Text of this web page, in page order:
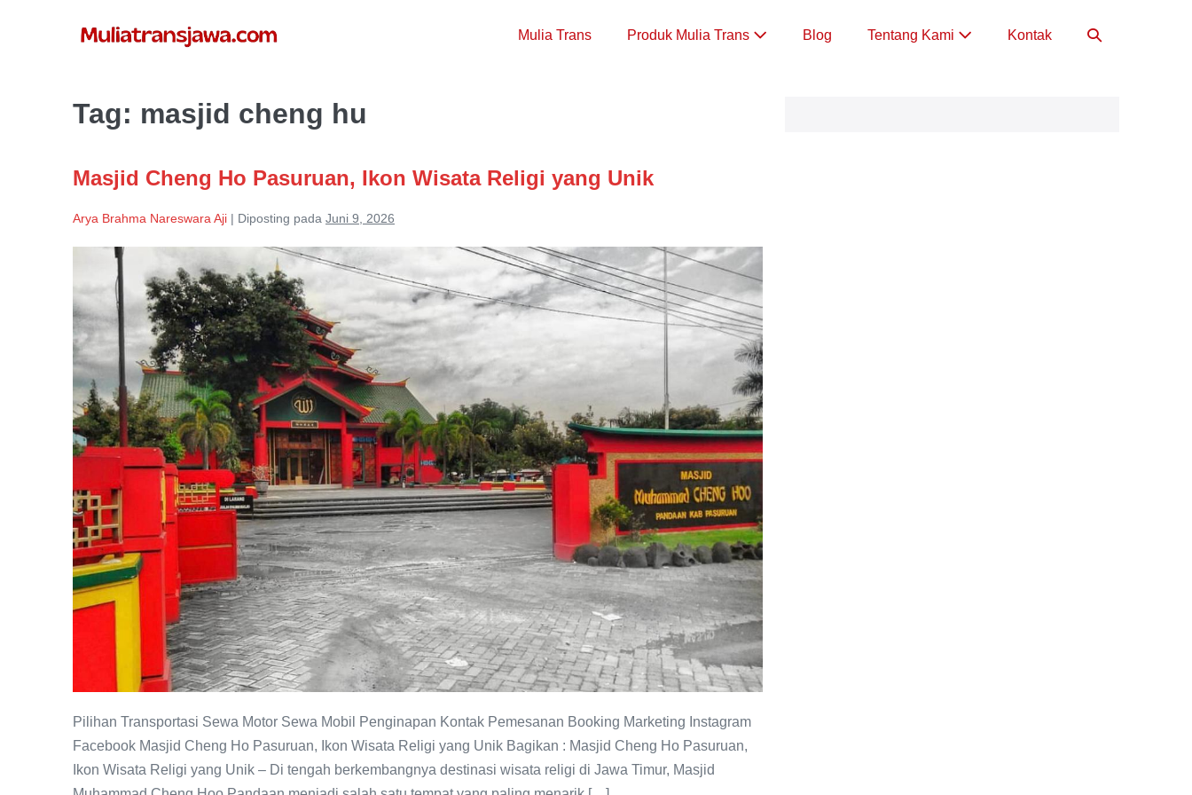
Mulia Trans Produk Mulia Trans Blog Tentang Kami Kontak
Toggle
Tag: masjid cheng hu
Masjid Cheng Ho Pasuruan, Ikon Wisata Religi yang Unik
Arya Brahma Nareswara Aji | Diposting pada Juni 9, 2026
Ho
Pasuruan,
Ikon
Wisata
Religi
yang
Unik
Pilihan Transportasi Sewa Motor Sewa Mobil Penginapan Kontak Pemesanan Booking Marketing Instagram
Facebook Masjid Cheng Ho Pasuruan, Ikon Wisata Religi yang Unik Bagikan : Masjid Cheng Ho Pasuruan,
Ikon Wisata Religi yang Unik – Di tengah berkembangnya destinasi wisata religi di Jawa Timur, Masjid